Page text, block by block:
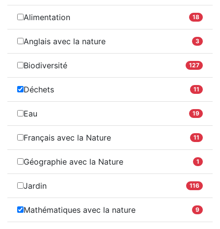
Alimentation 18
Anglais avec la nature 3
Biodiversité 127
Déchets 11
Eau 19
Français avec la Nature 11
Géographie avec la Nature 1
Jardin 116
Mathématiques avec la nature 9